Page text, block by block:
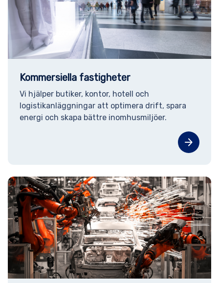
Kommersiella fastigheter
Vi hjälper butiker, kontor, hotell och
logistikanläggningar att optimera drift, spara
energi och skapa bättre inomhusmiljöer.
arrow_forward